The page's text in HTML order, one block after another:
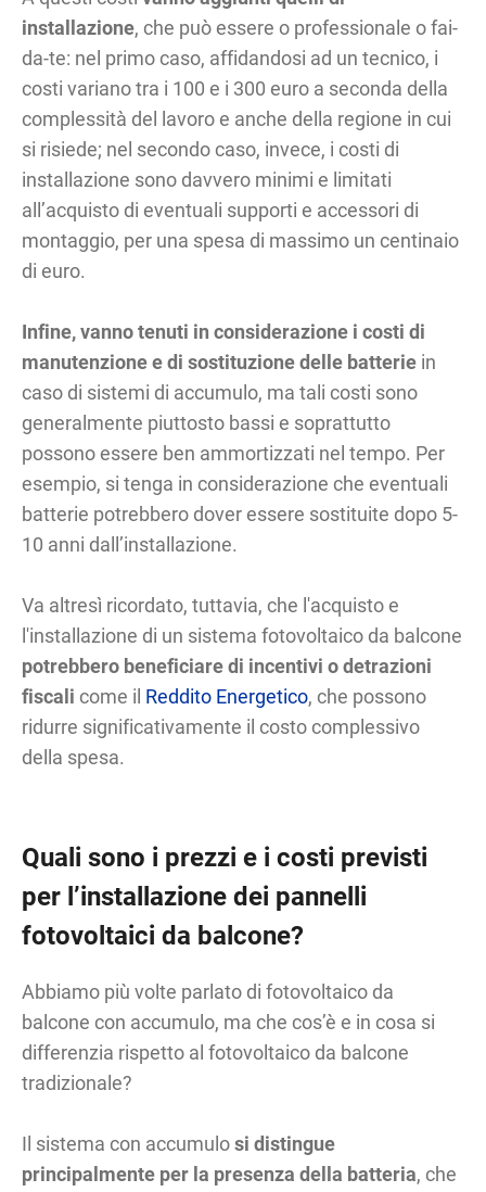
installazione, che può essere o professionale o fai-
da-te: nel primo caso, affidandosi ad un tecnico, i
costi variano tra i 100 e i 300 euro a seconda della
complessità del lavoro e anche della regione in cui
si risiede; nel secondo caso, invece, i costi di
installazione sono davvero minimi e limitati
all’acquisto di eventuali supporti e accessori di
montaggio, per una spesa di massimo un centinaio
di euro.
Infine, vanno tenuti in considerazione i costi di
manutenzione e di sostituzione delle batterie in
caso di sistemi di accumulo, ma tali costi sono
generalmente piuttosto bassi e soprattutto
possono essere ben ammortizzati nel tempo. Per
esempio, si tenga in considerazione che eventuali
batterie potrebbero dover essere sostituite dopo 5-
10 anni dall’installazione.
Va altresì ricordato, tuttavia, che l'acquisto e
l'installazione di un sistema fotovoltaico da balcone
potrebbero beneficiare di incentivi o detrazioni
fiscali come il Reddito Energetico, che possono
ridurre significativamente il costo complessivo
della spesa.
Quali sono i prezzi e i costi previsti
per l’installazione dei pannelli
fotovoltaici da balcone?
Abbiamo più volte parlato di fotovoltaico da
balcone con accumulo, ma che cos’è e in cosa si
differenzia rispetto al fotovoltaico da balcone
tradizionale?
Il sistema con accumulosi distingue
principalmente per la presenza della batteria, che